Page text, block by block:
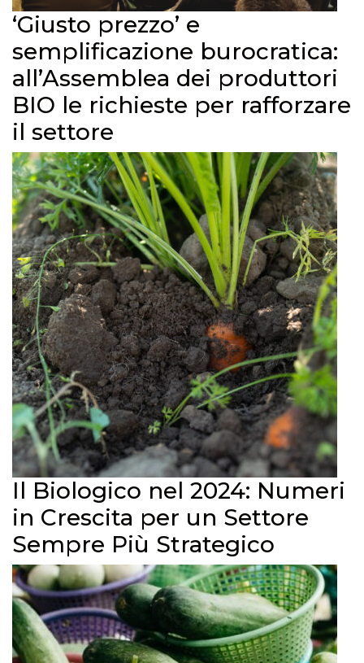
‘Giusto prezzo’ e
semplificazione burocratica:
all’Assemblea dei produttori
BIO le richieste per rafforzare
il settore
Il Biologico nel 2024: Numeri
in Crescita per un Settore
Sempre Più Strategico